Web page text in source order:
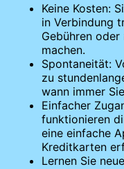
Keine Kosten:
in Verbindung
Gebühren
machen.
Spontaneität:
zu
wann immer
Einfacher
funktionieren
eine einfache
Kreditkarten
Lernen Sie